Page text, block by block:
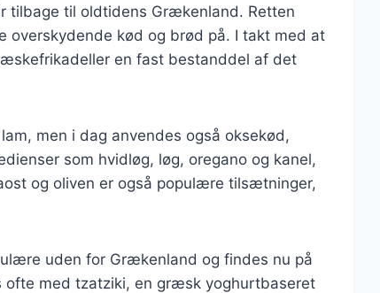
tilbage til oldtidens Grækenland. Retten
overskydende kød og brød på. I takt med at
en fast bestanddel af det
men i dag anvendes også oksekød,
som hvidløg, løg, oregano og kanel,
og oliven er også populære tilsætninger,
uden for Grækenland og findes nu på
ofte med tzatziki, en græsk yoghurtbaseret